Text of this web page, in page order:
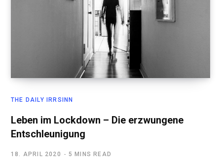
THE DAILY IRRSINN
Leben im Lockdown – Die erzwungene
Entschleunigung
18. APRIL 2020 5 MINS READ